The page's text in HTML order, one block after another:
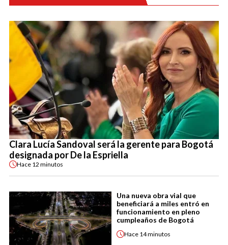
Clara Lucía Sandoval será la gerente para Bogotá
designada por De la Espriella
Hace 12 minutos
Una nueva obra vial que
beneficiará a miles entró en
funcionamiento en pleno
cumpleaños de Bogotá
Hace 14 minutos